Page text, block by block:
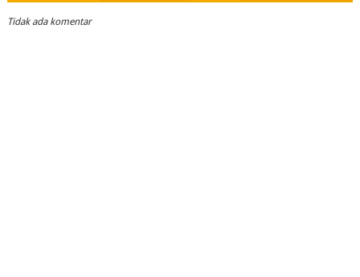
Tidak ada komentar